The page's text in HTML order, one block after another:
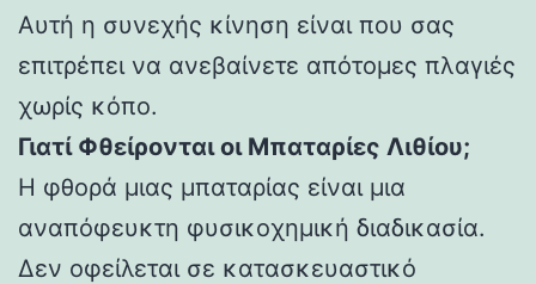
Αυτή η συνεχής κίνηση είναι που σας
επιτρέπει να ανεβαίνετε απότομες πλαγιές
χωρίς κόπο.
Γιατί Φθείρονται οι Μπαταρίες Λιθίου;
Η φθορά μιας μπαταρίας είναι μια
αναπόφευκτη φυσικοχημική διαδικασία.
Δεν οφείλεται σε κατασκευαστικό